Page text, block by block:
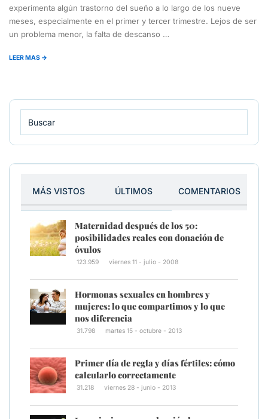
experimenta algún trastorno del sueño a lo largo de los nueve
meses, especialmente en el primer y tercer trimestre. Lejos de ser
un problema menor, la falta de descanso …
LEER MAS →
MÁS VISTOS ÚLTIMOS COMENTARIOS
Maternidad después de los 50:
posibilidades reales con donación de
óvulos
123.959 viernes 11 - julio - 2008
Hormonas sexuales en hombres y
mujeres: lo que compartimos y lo que
nos diferencia
31.798 martes 15 - octubre - 2013
Primer día de regla y días fértiles: cómo
calcularlo correctamente
31.218 viernes 28 - junio - 2013